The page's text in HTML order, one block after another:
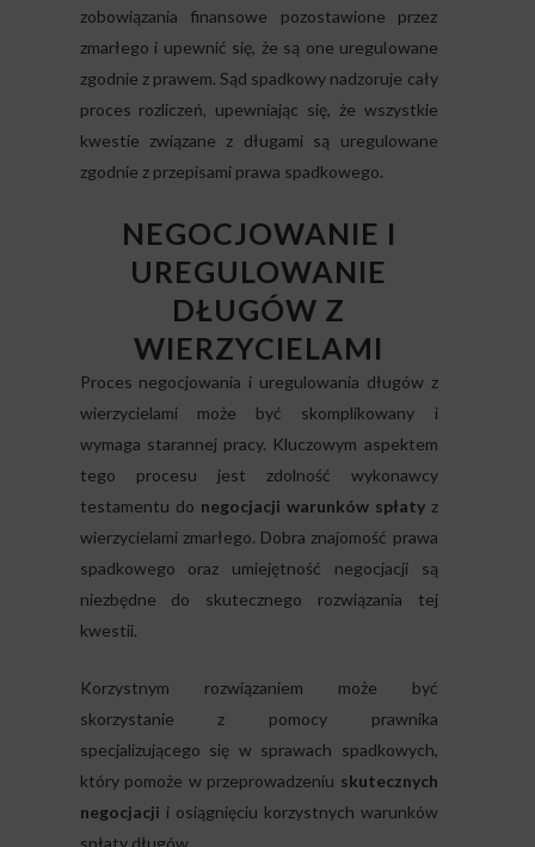
zobowiązania finansowe pozostawione przez
zmarłego i upewnić się, że są one uregulowane
zgodnie z prawem. Sąd spadkowy nadzoruje cały
proces rozliczeń, upewniając się, że wszystkie
kwestie związane z długami są uregulowane
zgodnie z przepisami prawa spadkowego.
NEGOCJOWANIE I
UREGULOWANIE
DŁUGÓW Z
WIERZYCIELAMI
Proces negocjowania i uregulowania długów z
wierzycielami może być skomplikowany i
wymaga starannej pracy. Kluczowym aspektem
tego procesu jest zdolność wykonawcy
testamentu do negocjacji warunków spłatyz
wierzycielami zmarłego. Dobra znajomość prawa
spadkowego oraz umiejętność negocjacji są
niezbędne do skutecznego rozwiązania tej
kwestii.
Korzystnym rozwiązaniem może być
skorzystanie z pomocy prawnika
specjalizującego się w sprawach spadkowych,
który pomoże w przeprowadzeniu skutecznych
negocjacji i osiągnięciu korzystnych warunków